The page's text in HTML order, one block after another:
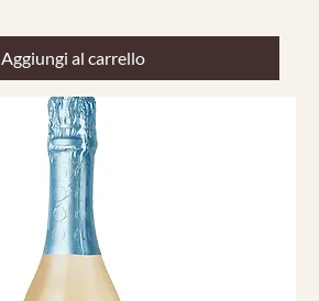
Aggiungi al carrello